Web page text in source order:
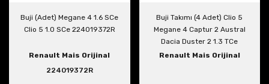
Buji (Adet) Megane 4 1.6 SCe
Clio 5 1.0 SCe 224019372R
Renault Mais Orijinal
224019372R
Buji Takımı (4 Adet) Clio 5
Megane 4 Captur 2 Austral
Dacia Duster 2 1.3 TCe
224019185R
Renault Mais Orijinal